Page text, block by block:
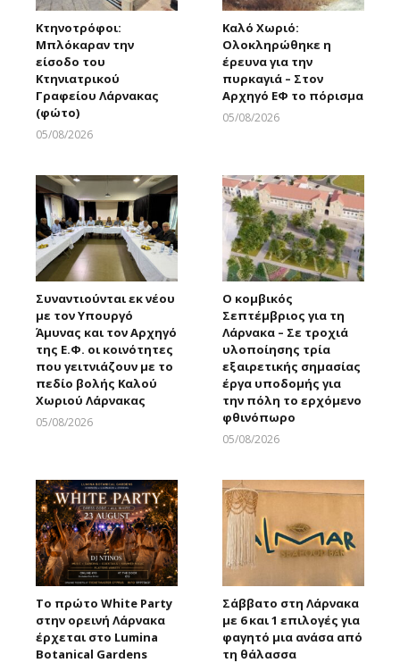
Κτηνοτρόφοι:
Μπλόκαραν την
είσοδο του
Κτηνιατρικού
Γραφείου Λάρνακας
(φώτο)
05/08/2026
Καλό Χωριό:
Ολοκληρώθηκε η
έρευνα για την
πυρκαγιά – Στον
Αρχηγό ΕΦ το πόρισμα
05/08/2026
Συναντιούνται εκ νέου
με τον Υπουργό
Άμυνας και τον Αρχηγό
της Ε.Φ. οι κοινότητες
που γειτνιάζουν με το
πεδίο βολής Καλού
Χωριού Λάρνακας
05/08/2026
Ο κομβικός
Σεπτέμβριος για τη
Λάρνακα – Σε τροχιά
υλοποίησης τρία
εξαιρετικής σημασίας
έργα υποδομής για
την πόλη το ερχόμενο
φθινόπωρο
05/08/2026
Το πρώτο White Party
στην ορεινή Λάρνακα
έρχεται στο Lumina
Botanical Gardens
Σάββατο στη Λάρνακα
με 6 και 1 επιλογές για
φαγητό μια ανάσα από
τη θάλασσα